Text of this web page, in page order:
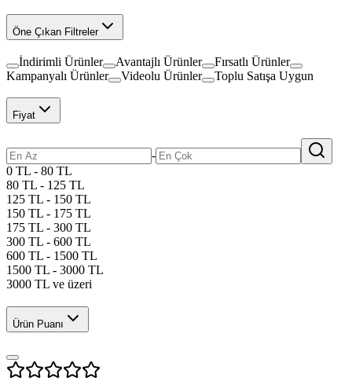
Öne Çıkan Filtreler
İndirimli Ürünler Avantajlı Ürünler
Fırsatlı Ürünler
Kampanyalı Ürünler
Videolu Ürünler Toplu Satışa Uygun
Fiyat
-
0 TL - 80 TL
80 TL - 125 TL
125 TL - 150 TL
150 TL - 175 TL
175 TL - 300 TL
300 TL - 600 TL
600 TL - 1500 TL
1500 TL - 3000 TL
3000 TL ve üzeri
Ürün Puanı